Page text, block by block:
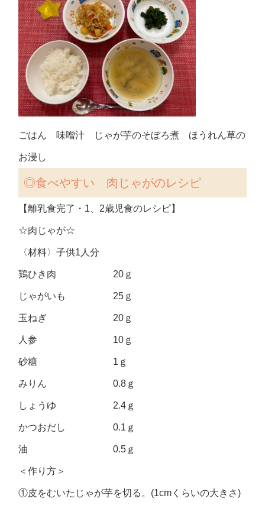
ごはん 味噌汁 じゃが芋のそぼろ煮 ほうれん草の
お浸し
◎食べやすい 肉じゃがのレシピ
【離乳食完了・1、2歳児食のレシピ】
☆肉じゃが☆
〈材料〉子供1人分
鶏ひき肉 20ｇ
じゃがいも 25ｇ
玉ねぎ 20ｇ
人参 10ｇ
砂糖 1ｇ
みりん 0.8ｇ
しょうゆ 2.4ｇ
かつおだし 0.1ｇ
油 0.5ｇ
＜作り方＞
①皮をむいたじゃが芋を切る。(1cmくらいの大きさ)